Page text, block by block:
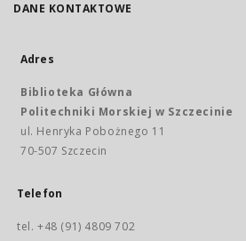
DANE KONTAKTOWE
Adres
Biblioteka Główna
Politechniki Morskiej w Szczecinie
ul. Henryka Pobożnego 11
70-507 Szczecin
Telefon
tel. +48 (91) 4809 702